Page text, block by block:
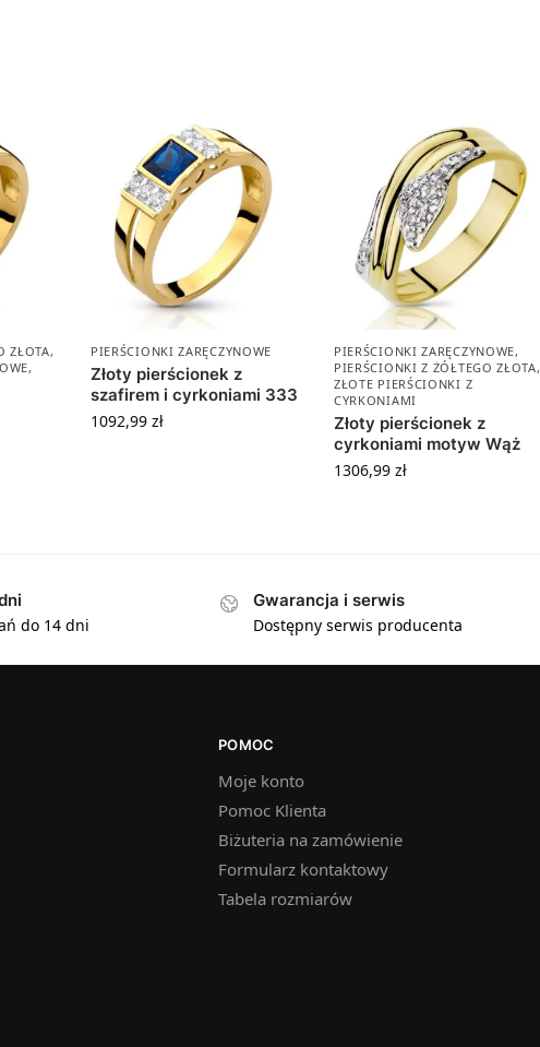
ZŁOTA,
,
PIERŚCIONKI ZARĘCZYNOWE
Złoty pierścionek z
szafirem i cyrkoniami 333
1092,99 zł
PIERŚCIONKI ZARĘCZYNOWE,
PIERŚCIONKI Z ŻÓŁTEGO ZŁOTA,
ZŁOTE PIERŚCIONKI Z
CYRKONIAMI
Złoty pierścionek z
cyrkoniami motyw Wąż
1306,99 zł
do 14 dni
Gwarancja i serwis
Dostępny serwis producenta
POMOC
Moje konto
Pomoc Klienta
Biżuteria na zamówienie
Formularz kontaktowy
Tabela rozmiarów